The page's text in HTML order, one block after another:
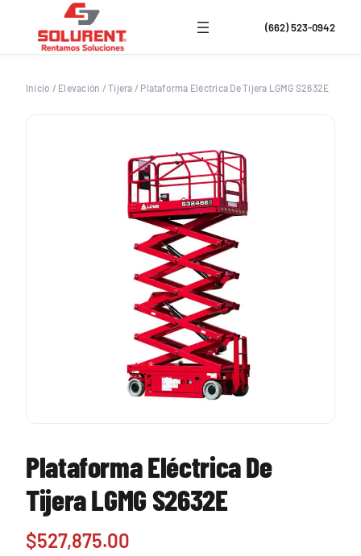
contenido
(662) 523-0942
Inicio / Elevación /Tijera / Plataforma Eléctrica De Tijera LGMG S2632E
Plataforma Eléctrica De
Tijera LGMG S2632E
$527,875.00